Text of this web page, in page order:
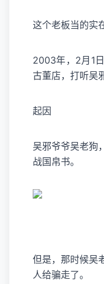
这个老板当的实
2003年，2月1
古董店，打听吴
起因
吴邪爷爷吴老狗
战国帛书。
但是，那时候吴
人给骗走了。